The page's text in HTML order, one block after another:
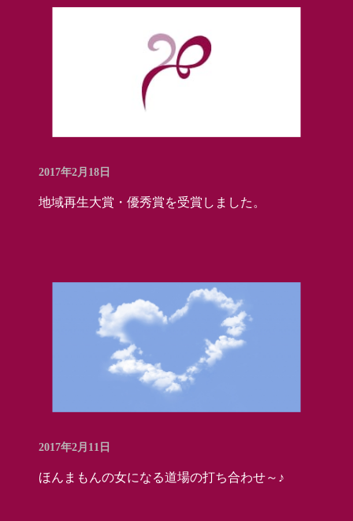
2017年2月18日
地域再生大賞・優秀賞を受賞しました。
2017年2月11日
ほんまもんの女になる道場の打ち合わせ～♪